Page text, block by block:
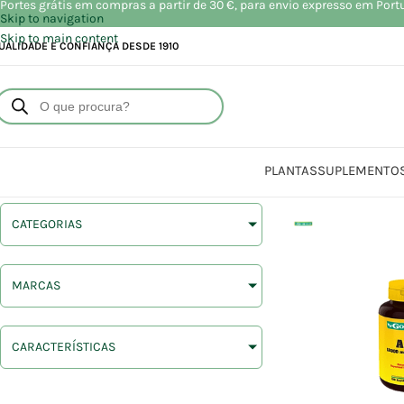
Skip to navigation
Skip to main content
E CONFIANÇA DESDE 1910
PLANTAS
CATEGORIAS
MARCAS
CARACTERÍSTICAS
Portes grátis em compras a partir de 30 €, para envio expresso em